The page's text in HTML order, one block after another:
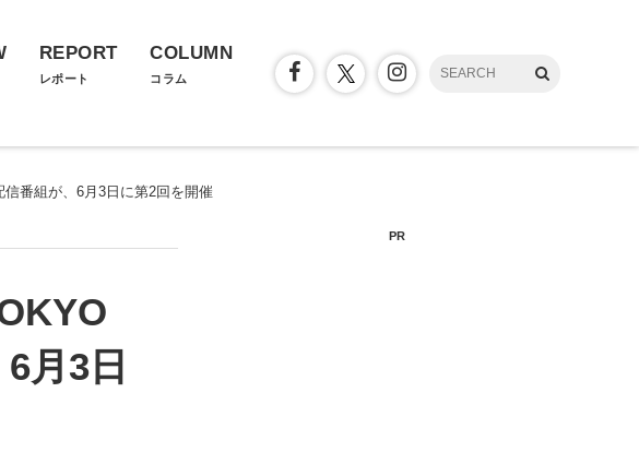
REPORT
レポート
COLUMN
コラム
番組が、6月3日に第2回を開催
月3日
PR